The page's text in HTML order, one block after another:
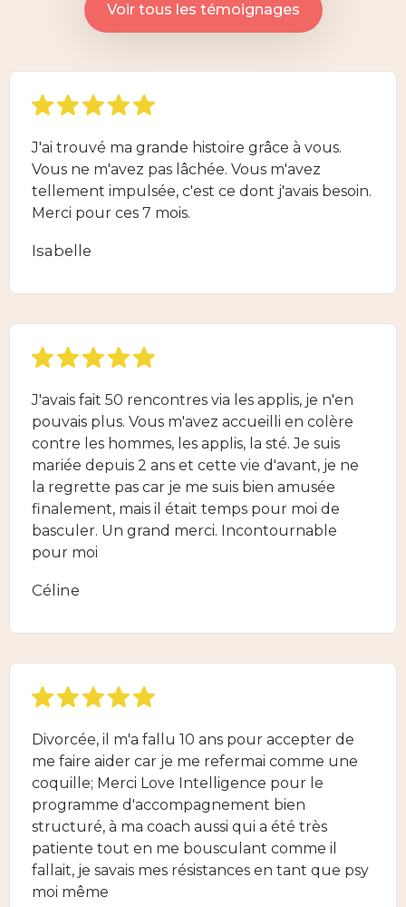
Voir tous les témoignages
J'ai trouvé ma grande histoire grâce à vous.
Vous ne m'avez pas lâchée. Vous m'avez
tellement impulsée, c'est ce dont j'avais besoin.
Merci pour ces 7 mois.
Isabelle
J'avais fait 50 rencontres via les applis, je n'en
pouvais plus. Vous m'avez accueilli en colère
contre les hommes, les applis, la sté. Je suis
mariée depuis 2 ans et cette vie d'avant, je ne
la regrette pas car je me suis bien amusée
finalement, mais il était temps pour moi de
basculer. Un grand merci. Incontournable
pour moi
Céline
Divorcée, il m'a fallu 10 ans pour accepter de
me faire aider car je me refermai comme une
coquille; Merci Love Intelligence pour le
programme d'accompagnement bien
structuré, à ma coach aussi qui a été très
patiente tout en me bousculant comme il
fallait, je savais mes résistances en tant que psy
moi même